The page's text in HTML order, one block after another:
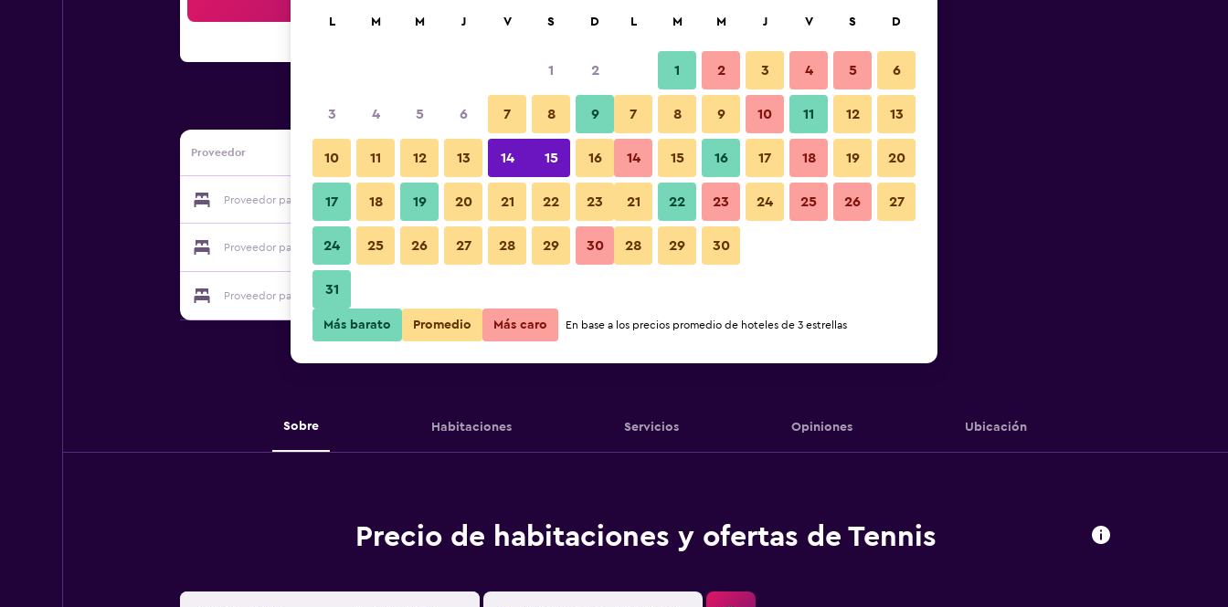
Proveedor
Proveedor para Tennis Ver precios
Proveedor para Tennis Ver precios
Proveedor para Tennis
Sobre Habitaciones Servicios Opiniones Ubicación
Precio de habitaciones y ofertas de Tennis
L M M J V S D
1 2
3 4 5 6 7 8 9
10 11 12 13 14 15 16
17 18 19 20 21 22 23
24 25 26 27 28 29 30
31
L M M J V S D
1 2 3 4 5 6
7 8 9 10 11 12 13
14 15 16 17 18 19 20
21 22 23 24 25 26 27
28 29 30
Más barato Promedio Más caro En base a los precios promedio de hoteles de 3 estrellas